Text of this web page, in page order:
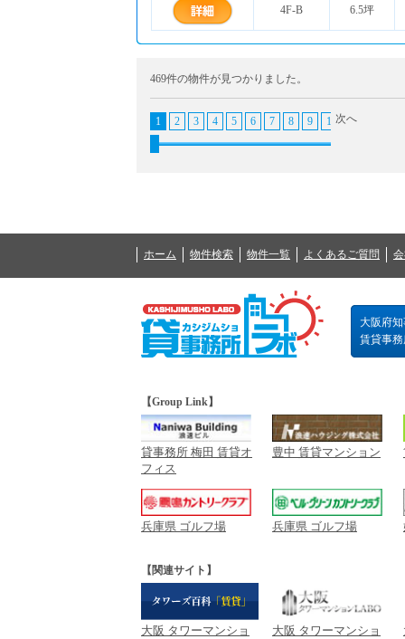
4F-B 6.5坪
469件の物件が見つかりました。
1 2 3 4 5 6 7 8 9 10 11
次へ
ホーム 物件検索 物件一覧 よくあるご質問
大阪府
賃貸事
【Group Link】
貸事務所 梅田 賃貸オ
フィス
豊中 賃貸マンション
兵庫県 ゴルフ場 兵庫県 ゴルフ場
【関連サイト】
大阪 タワーマンショ
大阪 タワーマンショ